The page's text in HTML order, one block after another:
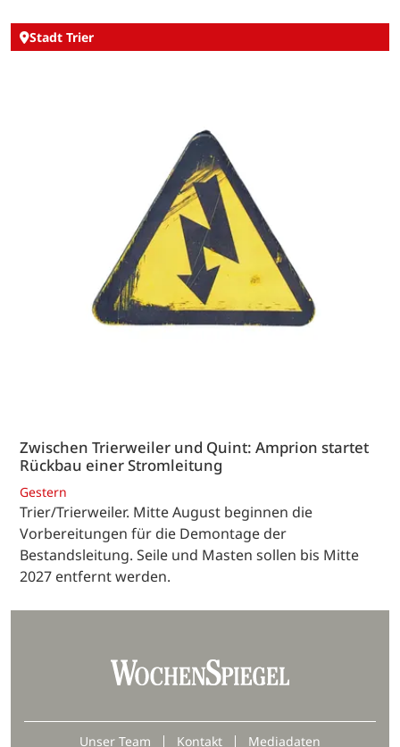
Stadt Trier
Zwischen Trierweiler und Quint: Amprion startet
Rückbau einer Stromleitung
Gestern
Trier/Trierweiler. Mitte August beginnen die
Vorbereitungen für die Demontage der
Bestandsleitung. Seile und Masten sollen bis Mitte
2027 entfernt werden.
Unser Team Kontakt Mediadaten